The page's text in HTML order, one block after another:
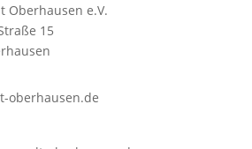
Oberhausen e.V.
15
oberhausen.de